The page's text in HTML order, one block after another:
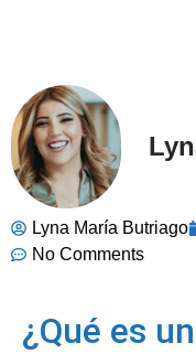
Lyna María Butriago
No Comments
¿Qué es